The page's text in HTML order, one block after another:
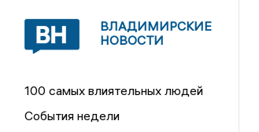
ВЛАДИМИРСКИЕ
НОВОСТИ
100 самых влиятельных людей
События недели